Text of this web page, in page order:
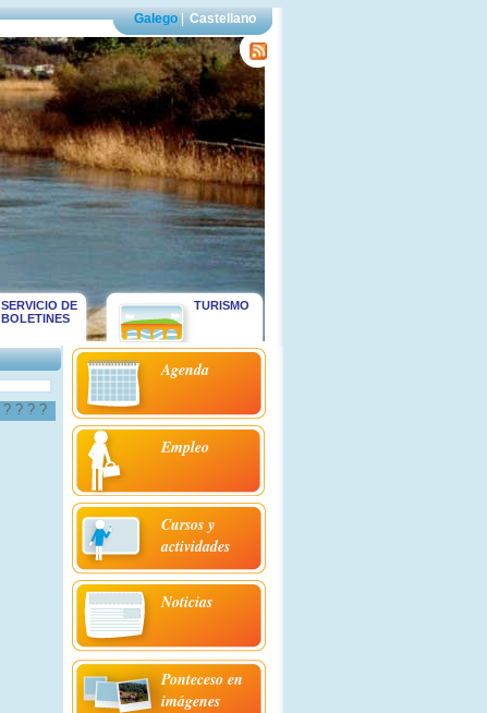
Galego| Castellano
SERVICIO DE
BOLETINES
TURISMO
? ? ? ?
Agenda
Empleo
Cursos y
actividades
Noticias
Ponteceso en
imágenes